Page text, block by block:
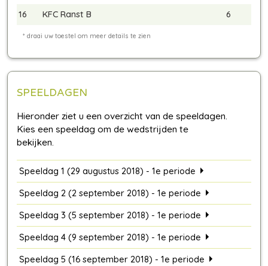
16
KFC Ranst B 6
SPEELDAGEN
Speeldag 1 (29 augustus 2018) - 1e periode
Speeldag 2 (2 september 2018) - 1e periode
Speeldag 3 (5 september 2018) - 1e periode
Speeldag 4 (9 september 2018) - 1e periode
Speeldag 5 (16 september 2018) - 1e periode